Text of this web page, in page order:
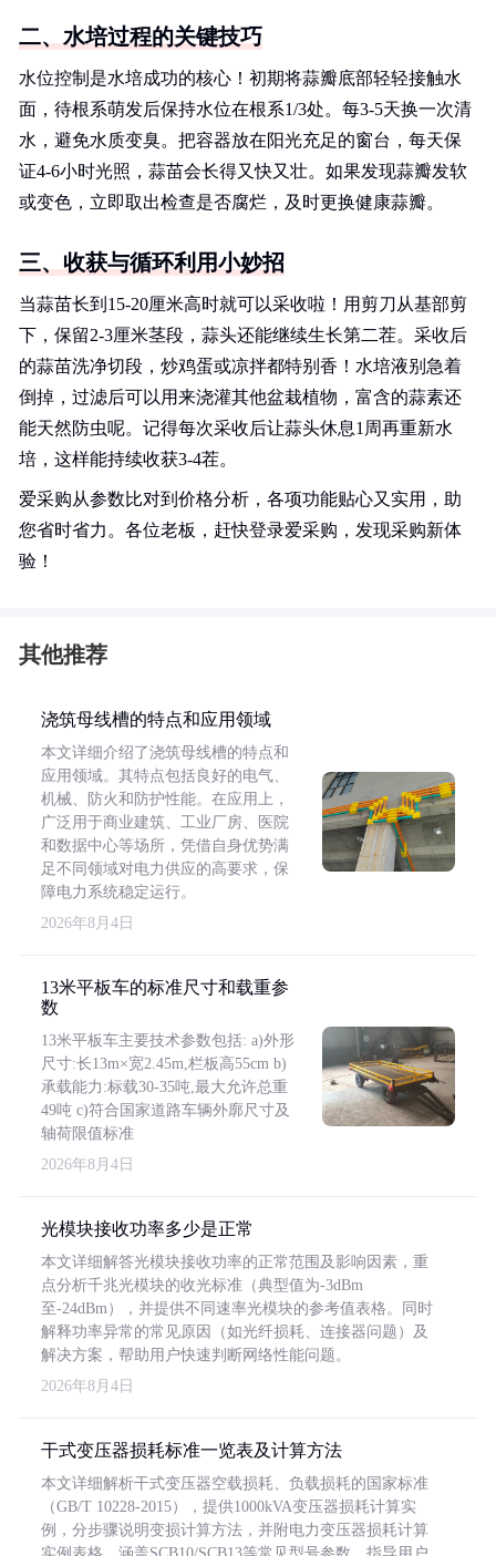
二、水培过程的关键技巧
水位控制是水培成功的核心！初期将蒜瓣底部轻轻接触水
面，待根系萌发后保持水位在根系1/3处。每3-5天换一次清
水，避免水质变臭。把容器放在阳光充足的窗台，每天保
证4-6小时光照，蒜苗会长得又快又壮。如果发现蒜瓣发软
或变色，立即取出检查是否腐烂，及时更换健康蒜瓣。
三、收获与循环利用小妙招
当蒜苗长到15-20厘米高时就可以采收啦！用剪刀从基部剪
下，保留2-3厘米茎段，蒜头还能继续生长第二茬。采收后
的蒜苗洗净切段，炒鸡蛋或凉拌都特别香！水培液别急着
倒掉，过滤后可以用来浇灌其他盆栽植物，富含的蒜素还
能天然防虫呢。记得每次采收后让蒜头休息1周再重新水
培，这样能持续收获3-4茬。
爱采购从参数比对到价格分析，各项功能贴心又实用，助
您省时省力。各位老板，赶快登录爱采购，发现采购新体
验！
其他推荐
浇筑母线槽的特点和应用领域
本文详细介绍了浇筑母线槽的特点和
应用领域。其特点包括良好的电气、
机械、防火和防护性能。在应用上，
广泛用于商业建筑、工业厂房、医院
和数据中心等场所，凭借自身优势满
足不同领域对电力供应的高要求，保
障电力系统稳定运行。
2026年8月4日
13米平板车的标准尺寸和载重参
数
13米平板车主要技术参数包括: a)外形
尺寸:长13m×宽2.45m,栏板高55cm b)
承载能力:标载30-35吨,最大允许总重
49吨 c)符合国家道路车辆外廓尺寸及
轴荷限值标准
2026年8月4日
光模块接收功率多少是正常
本文详细解答光模块接收功率的正常范围及影响因素，重
点分析千兆光模块的收光标准（典型值为-3dBm
至-24dBm），并提供不同速率光模块的参考值表格。同时
解释功率异常的常见原因（如光纤损耗、连接器问题）及
解决方案，帮助用户快速判断网络性能问题。
2026年8月4日
干式变压器损耗标准一览表及计算方法
本文详细解析干式变压器空载损耗、负载损耗的国家标准
（GB/T 10228-2015），提供1000kVA变压器损耗计算实
例，分步骤说明变损计算方法，并附电力变压器损耗计算